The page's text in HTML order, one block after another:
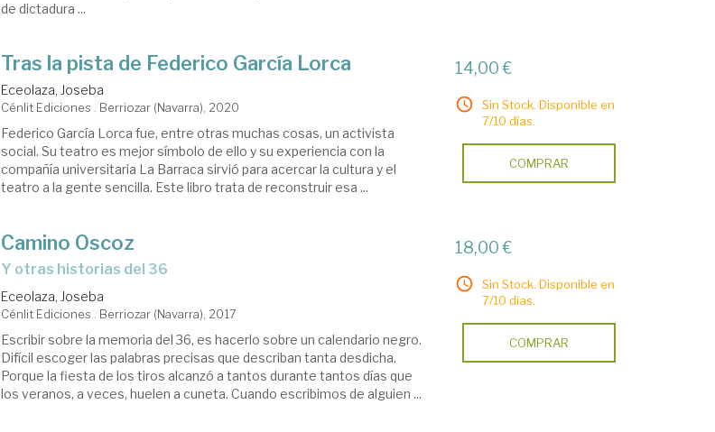
de dictadura ...
Tras la pista de Federico García Lorca
Eceolaza, Joseba
Cénlit Ediciones . Berriozar (Navarra), 2020
Federico García Lorca fue, entre otras muchas cosas, un activista
social. Su teatro es mejor símbolo de ello y su experiencia con la
compañía universitaria La Barraca sirvió para acercar la cultura y el
teatro a la gente sencilla. Este libro trata de reconstruir esa ...
14,00 €
Sin Stock. Disponible en
7/10 días.
COMPRAR
Camino Oscoz
y otras historias del 36
Eceolaza, Joseba
Cénlit Ediciones . Berriozar (Navarra), 2017
Escribir sobre la memoria del 36, es hacerlo sobre un calendario negro.
Difícil escoger las palabras precisas que describan tanta desdicha.
Porque la fiesta de los tiros alcanzó a tantos durante tantos días que
los veranos, a veces, huelen a cuneta. Cuando escribimos de alguien ...
18,00 €
Sin Stock. Disponible en
7/10 días.
COMPRAR